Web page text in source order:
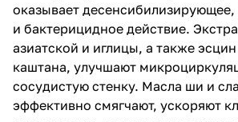
оказывает
и бактерицидное действие.
азиатской и иглицы, а также
каштана, улучшают
сосудистую стенку. Масла ши и
эффективно смягчают, ускоряют